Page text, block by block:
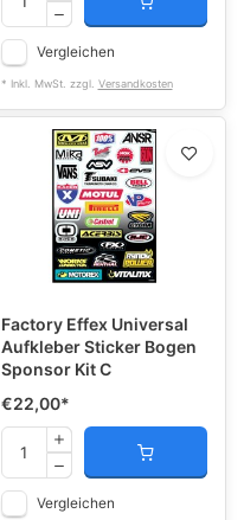
Vergleichen
* Inkl. MwSt. zzgl. Versandkosten
Factory Effex Universal
Aufkleber Sticker Bogen
Sponsor Kit C
€22,00*
Vergleichen